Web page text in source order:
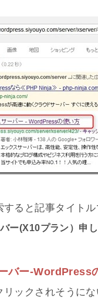
すると記事タイト
ー(X10プラン）申し
バー-WordPress
ックされそうに